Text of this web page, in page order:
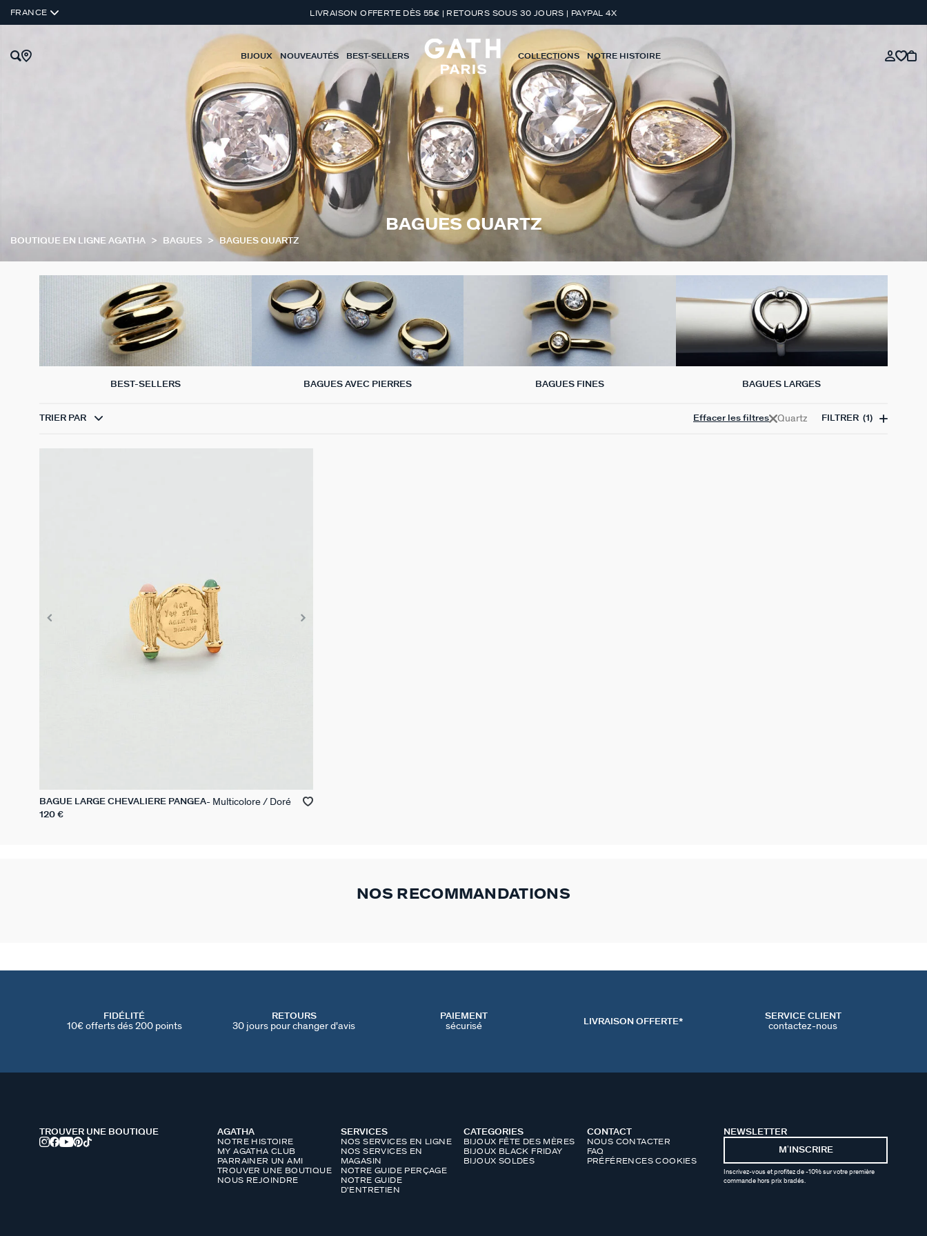
FRANCE LIVRAISON OFFERTE DÈS 55€ | RETOURS SOUS 30 JOURS | PAYPAL 4X
BIJOUX NOUVEAUTÉS BEST-SELLERS COLLECTIONS NOTRE HISTOIRE
BAGUES QUARTZ
BEST-SELLERS BAGUES AVEC PIERRES BAGUES FINES BAGUES LARGES
BOUTIQUE EN LIGNE AGATHA BAGUES BAGUES QUARTZ
TRIER PAR Quartz
Effacer les filtres FILTRER (1)
BAGUE LARGE CHEVALIÈRE PANGEA Multicolore / Doré
120 €
NOS RECOMMANDATIONS
FIDÉLITÉ
10€ offerts dés 200 points
RETOURS
30 jours pour changer d'avis
PAIEMENT
sécurisé LIVRAISON OFFERTE*
SERVICE CLIENT
contactez-nous
NEWSLETTER
MʼINSCRIRE
Inscrivez-vous et profitez de -10% sur votre première
commande hors prix bradés.
AGATHA
NOTRE HISTOIRE
MY AGATHA CLUB
PARRAINER UN AMI
TROUVER UNE BOUTIQUE
NOUS REJOINDRE
SERVICES
NOS SERVICES EN LIGNE
NOS SERVICES EN
MAGASIN
NOTRE GUIDE PERÇAGE
NOTRE GUIDE
D'ENTRETIEN
CATEGORIES
BIJOUX FÊTE DES MÈRES
BIJOUX BLACK FRIDAY
BIJOUX SOLDES
CONTACT
NOUS CONTACTER
FAQ
PRÉFÉRENCES COOKIES
TROUVER UNE BOUTIQUE